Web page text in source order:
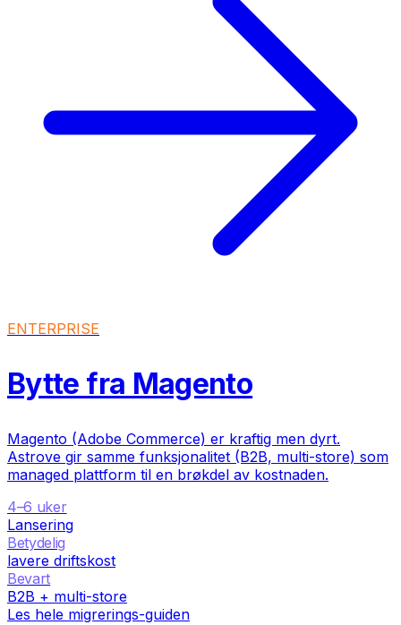
ENTERPRISE
Bytte fra Magento
Magento (Adobe Commerce) er kraftig men dyrt.
Astrove gir samme funksjonalitet (B2B, multi-store) som
managed plattform til en brøkdel av kostnaden.
4–6 uker
Lansering
Betydelig
lavere driftskost
Bevart
B2B + multi-store
Les hele migrerings-guiden